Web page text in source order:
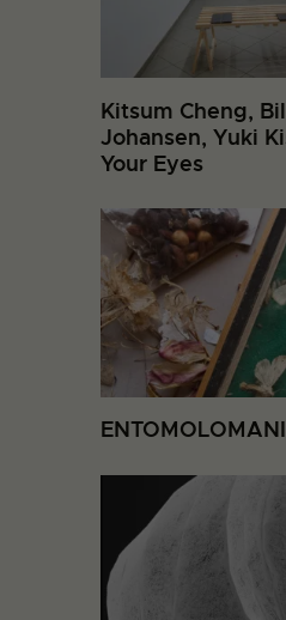
Kitsum Cheng,
Johansen, Yuki
Your Eyes
ENTOMOLOMANI